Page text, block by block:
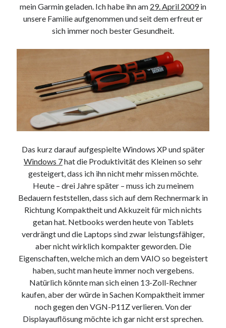
mein Garmin geladen. Ich habe ihn am 29. April 2009in
unsere Familie aufgenommen und seit dem erfreut er
sich immer noch bester Gesundheit.
Das kurz darauf aufgespielte Windows XP und später
Windows 7hat die Produktivität des Kleinen so sehr
gesteigert, dass ich ihn nicht mehr missen möchte.
Heute – drei Jahre später – muss ich zu meinem
Bedauern feststellen, dass sich auf dem Rechnermark in
Richtung Kompaktheit und Akkuzeit für mich nichts
getan hat. Netbooks werden heute von Tablets
verdrängt und die Laptops sind zwar leistungsfähiger,
aber nicht wirklich kompakter geworden. Die
Eigenschaften, welche mich an dem VAIO so begeistert
haben, sucht man heute immer noch vergebens.
Natürlich könnte man sich einen 13-Zoll-Rechner
kaufen, aber der würde in Sachen Kompaktheit immer
noch gegen den VGN-P11Z verlieren. Von der
Displayauflösung möchte ich gar nicht erst sprechen.